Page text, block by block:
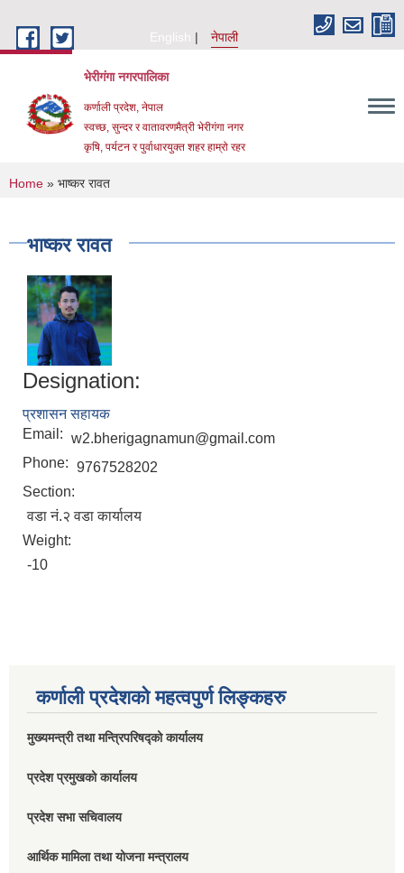
English
नेपाली
भेरीगंगा नगरपालिका
कर्णाली प्रदेश, नेपाल
स्वच्छ, सुन्दर र वातावरणमैत्री भेरीगंगा नगर
कृषि, पर्यटन र पुर्वाधारयुक्त शहर हाम्रो रहर
You are here
Home » भाष्कर रावत
भाष्कर रावत
Designation:
प्रशासन सहायक
Email: w2.bherigagnamun@gmail.com
Phone: 9767528202
Section:
वडा नं.२ वडा कार्यालय
Weight:
-10
कर्णाली प्रदेशको महत्वपुर्ण लिङ्कहरु
मुख्यमन्त्री तथा मन्त्रिपरिषद्को कार्यालय
प्रदेश प्रमुखको कार्यालय
प्रदेश सभा सचिवालय
आर्थिक मामिला तथा योजना मन्त्रालय